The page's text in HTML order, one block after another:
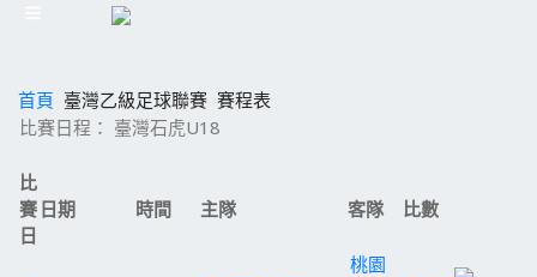
首頁 臺灣乙級足球聯賽 賽程表
比賽日程： 臺灣石虎U18
比
賽
日
日期 時間 主隊 客隊 比數
桃園